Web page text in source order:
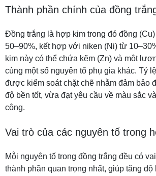
Thành phần chính của đồng
Đồng trắng là hợp kim trong đó đồng
50–90%, kết hợp với niken (Ni) từ
kim này có thể chứa kẽm (Zn) và một
cùng một số nguyên tố phụ gia khác. Tỷ
được kiểm soát chặt chẽ nhằm đảm bảo
độ bền tốt, vừa đạt yêu cầu về màu sắc
công.
Vai trò của các nguyên tố trong
Mỗi nguyên tố trong đồng trắng đều có
thành phần quan trọng nhất, giúp tăng độ